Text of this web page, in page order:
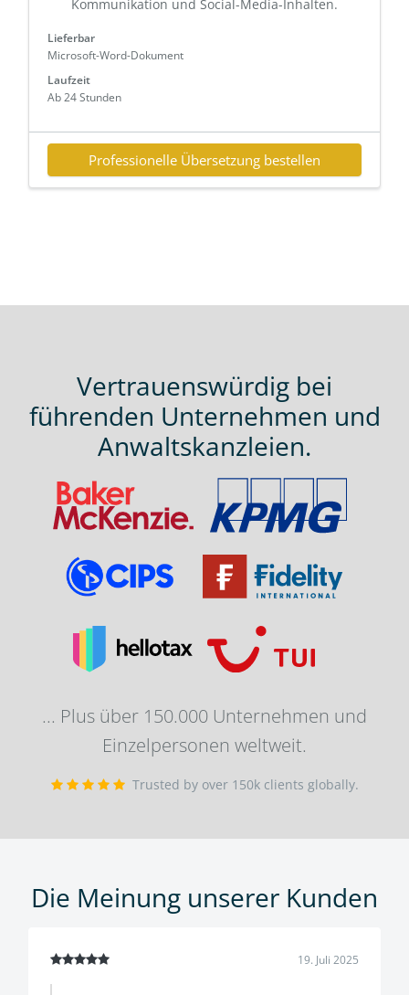
Kommunikation und Social-Media-Inhalten.
Lieferbar
Microsoft-Word-Dokument
Laufzeit
Ab 24 Stunden
Professionelle Übersetzung bestellen
Vertrauenswürdig bei
führenden Unternehmen und
Anwaltskanzleien.
... Plus über 150.000 Unternehmen und
Einzelpersonen weltweit.
Trusted by over 150k clients globally.
Die Meinung unserer Kunden
19. Juli 2025